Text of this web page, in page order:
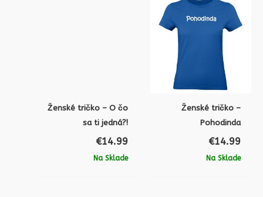
Ženské tričko – O čo
sa ti jedná?!
€14.99
Na Sklade
Ženské tričko –
Pohodinda
€14.99
Na Sklade